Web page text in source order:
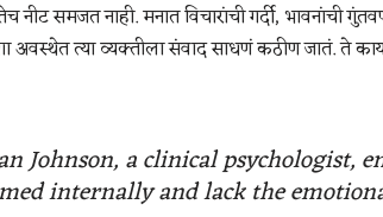
नीट समजत नाही. मनात विचारांची गर्दी,
त्या व्यक्तीला संवाद साधणं कठीण जातं. ते
Johnson, a clinical psychologist,
internally and lack the